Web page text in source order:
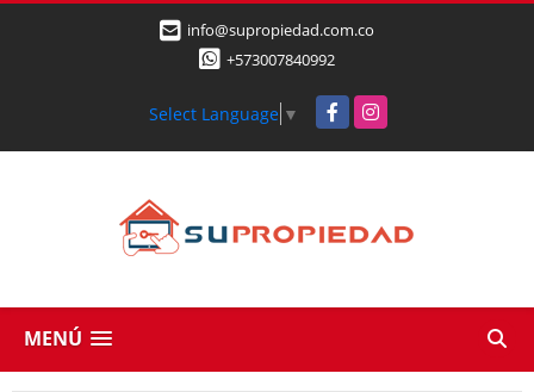
info@supropiedad.com.co
+573007840992
Select Language ▼ FacebookInstagram
MENÚ